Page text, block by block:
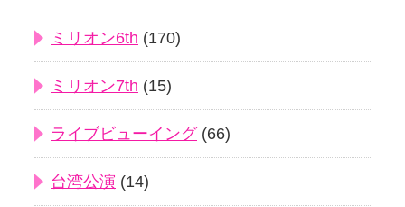
ミリオン6th (170)
ミリオン7th (15)
ライブビューイング(66)
台湾公演 (14)